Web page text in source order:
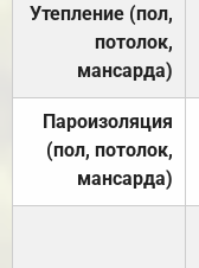
Утепление (пол,
потолок,
мансарда)
Пароизоляция
(пол, потолок,
мансарда)